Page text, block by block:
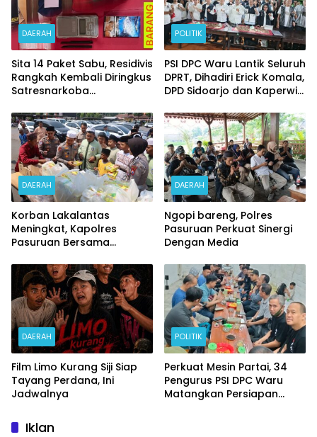
DAERAH
Sita 14 Paket Sabu, Residivis
Rangkah Kembali Diringkus
Satresnarkoba
POLITIK
PSI DPC Waru Lantik Seluruh
DPRT, Dihadiri Erick Komala,
DPD Sidoarjo dan Kaperwil
DAERAH
Korban Lakalantas
Meningkat, Kapolres
Pasuruan Bersama
Ghaib dan Doa Bersama
DAERAH
Ngopi bareng, Polres
Pasuruan Perkuat Sinergi
Dengan Media
DAERAH
Film Limo Kurang Siji Siap
Tayang Perdana, Ini
Jadwalnya
POLITIK
Perkuat Mesin Partai, 34
Pengurus PSI DPC Waru
Matangkan Persiapan
Iklan